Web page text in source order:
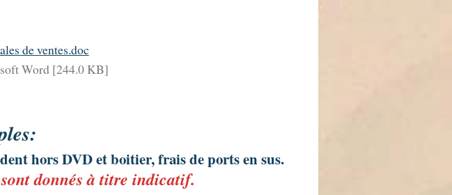
de ventes.doc
Word [244.0 KB]
hors DVD et boitier, frais de ports en sus.
donnés à titre indicatif.